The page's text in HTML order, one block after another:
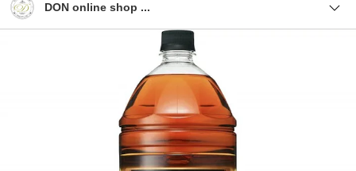
DON online shop